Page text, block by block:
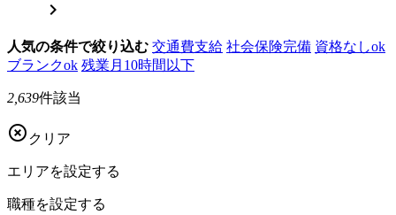

人気の条件で絞り込む 交通費支給 社会保険完備 資格なしok
ブランクok 残業月10時間以下
2,639件該当
 クリア
エリアを設定する
職種を設定する